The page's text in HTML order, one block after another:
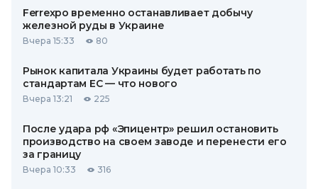
Ferrexpo временно останавливает добычу
железной руды в Украине
Вчера 15:33 80
Рынок капитала Украины будет работать по
стандартам ЕС — что нового
Вчера 13:21 225
После удара рф «Эпицентр» решил остановить
производство на своем заводе и перенести его
за границу
Вчера 10:33 316